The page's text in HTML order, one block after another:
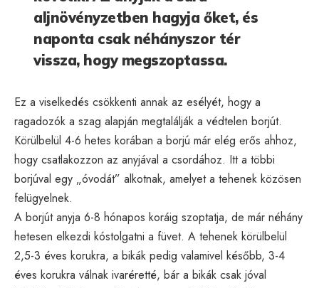
aljnövényzetben hagyja őket, és
naponta csak néhányszor tér
vissza, hogy megszoptassa.
Ez a viselkedés csökkenti annak az esélyét, hogy a
ragadozók a szag alapján megtalálják a védtelen borjút.
Körülbelül 4-6 hetes korában a borjú már elég erős ahhoz,
hogy csatlakozzon az anyjával a csordához. Itt a többi
borjúval egy „óvodát” alkotnak, amelyet a tehenek közösen
felügyelnek.
A borjút anyja 6-8 hónapos koráig szoptatja, de már néhány
hetesen elkezdi kóstolgatni a füvet. A tehenek körülbelül
2,5-3 éves korukra, a bikák pedig valamivel később, 3-4
éves korukra válnak ivaréretté, bár a bikák csak jóval